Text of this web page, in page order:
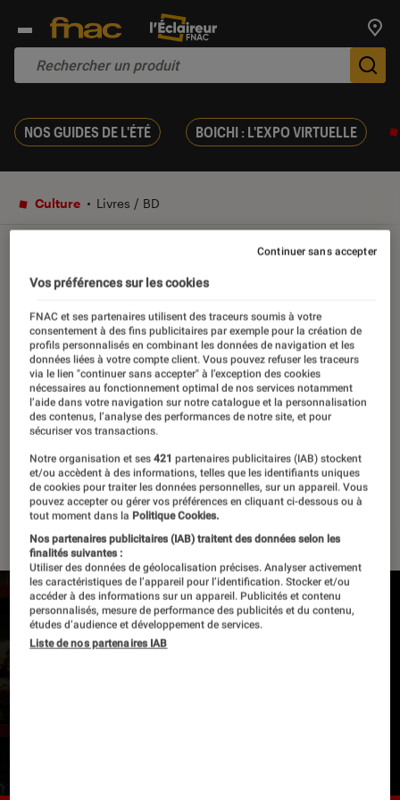
NOS GUIDES DE L'ÉTÉ BOICHI : L'EXPO VIRTUELLE
Culture Livres / BD
Spécial Halloween : de
l’horreur, du thriller made in
France
24 octobre 2019・ParNathalie Cordier
L'instant Lire à la Fnac
42 vidéos
Pour lire la vidéo l’activation des cookies
publicitaires est nécessaire.
Vos préférences sur les cookies
FNAC et ses partenaires utilisent des traceurs soumis à votre
consentement à des fins publicitaires par exemple pour la création de
profils personnalisés en combinant les données de navigation et les
données liées à votre compte client. Vous pouvez refuser les traceurs
via le lien "continuer sans accepter" à l’exception des cookies
nécessaires au fonctionnement optimal de nos services notamment
l’aide dans votre navigation sur notre catalogue et la personnalisation
des contenus, l’analyse des performances de notre site, et pour
sécuriser vos transactions.
Notre organisation et ses421 partenaires publicitaires (IAB) stockent
et/ou accèdent à des informations, telles que les identifiants uniques
de cookies pour traiter les données personnelles, sur un appareil. Vous
pouvez accepter ou gérer vos préférences en cliquant ci-dessous ou à
tout moment dans la Politique Cookies.
Nos partenaires publicitaires (IAB) traitent des données selon les
finalités suivantes :
Utiliser des données de géolocalisation précises. Analyser activement
les caractéristiques de l’appareil pour l’identification. Stocker et/ou
accéder à des informations sur un appareil. Publicités et contenu
personnalisés, mesure de performance des publicités et du contenu,
études d’audience et développement de services.
Liste de nos partenaires IAB
Continuer sans accepter